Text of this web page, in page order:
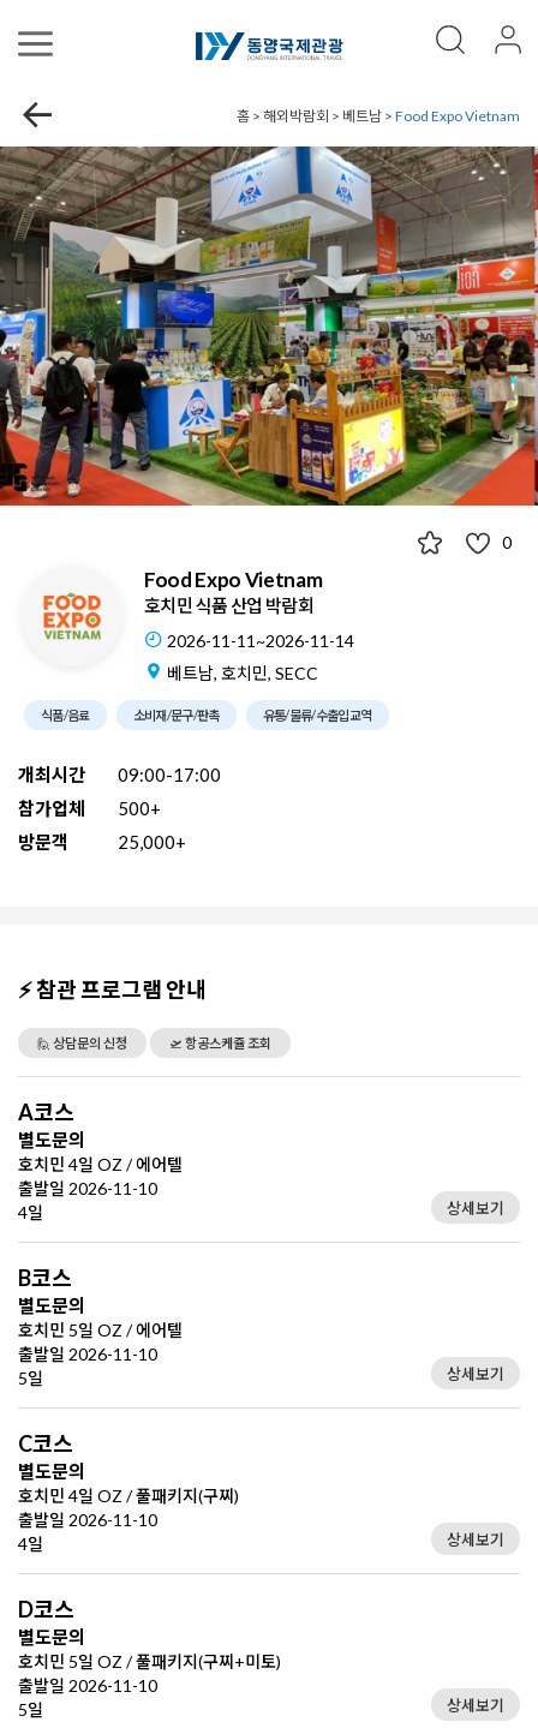
홈 > 해외박람회 > 베트남 > Food Expo Vietnam
0
Food Expo Vietnam
호치민 식품 산업 박람회
2026-11-11~2026-11-14
베트남, 호치민, SECC
식품/음료 소비재/문구/판촉 유통/물류/수출입교역
개최시간
09:00-17:00
참가업체
500+
방문객
25,000+
⚡ 참관 프로그램 안내
🙋 상담문의 신청 🛫 항공스케쥴 조회
A코스
별도문의
호치민 4일 OZ / 에어텔
출발일 2026-11-10
4일
상세보기
B코스
별도문의
호치민 5일 OZ / 에어텔
출발일 2026-11-10
5일
상세보기
C코스
별도문의
호치민 4일 OZ / 풀패키지(구찌)
출발일 2026-11-10
4일
상세보기
D코스
별도문의
호치민 5일 OZ / 풀패키지(구찌+미토)
출발일 2026-11-10
5일
상세보기